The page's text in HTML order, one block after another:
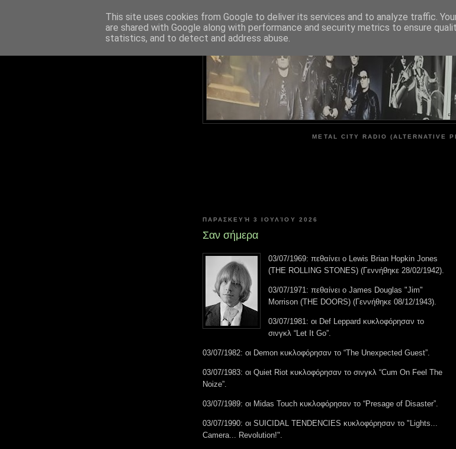
METAL
METAL CITY RADIO (ALTERNATIVE
ΠΑΡΑΣΚΕΥΉ 3 ΙΟΥΛΊΟΥ 2026
Σαν σήμερα
03/07/1969: πεθαίνει ο Lewis Brian Hopkin Jones
(THE ROLLING STONES) (Γεννήθηκε 28/02/1942).
03/07/1971: πεθαίνει ο James Douglas "Jim"
Morrison (THE DOORS) (Γεννήθηκε 08/12/1943).
03/07/1981: οι Def Leppard κυκλοφόρησαν το
σινγκλ “Let It Go”.
03/07/1982: οι Demon κυκλοφόρησαν το “The Unexpected Guest”.
03/07/1983: οι Quiet Riot κυκλοφόρησαν το σινγκλ “Cum On Feel The
Noize”.
03/07/1989: οι Midas Touch κυκλοφόρησαν το “Presage of Disaster”.
03/07/1990: οι SUICIDAL TENDENCIES κυκλοφόρησαν το "Lights...
Camera... Revolution!".
This site uses cookies from Google to deliver its services and to analyze traffic.
are shared with Google along with performance and security metrics to ensure
statistics, and to detect and address abuse.